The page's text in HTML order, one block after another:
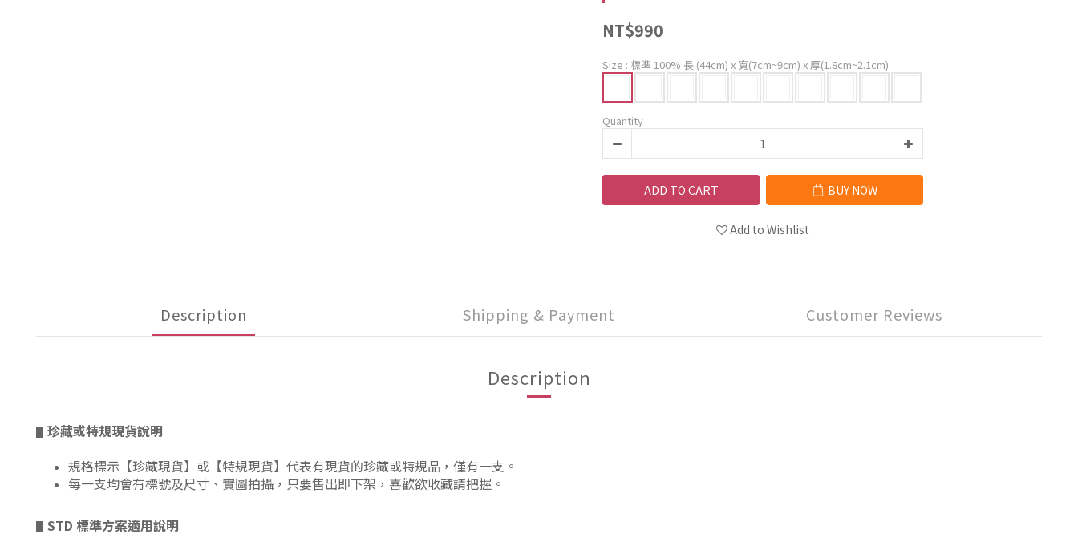
NT$990
Size : 標準 100% 長 (44cm) x 寬(7cm~9cm) x 厚(1.8cm~2.1cm)
Quantity
ADD TO CART BUY NOW
Add to Wishlist
Description Shipping & Payment Customer Reviews
Description
▋ 珍藏或特規現貨說明
規格標示【珍藏現貨】或【特規現貨】代表有現貨的珍藏或特規品，僅有一支。
每一支均會有標號及尺寸、實圖拍攝，只要售出即下架，喜歡欲收藏請把握。
▋ STD 標準方案適用說明